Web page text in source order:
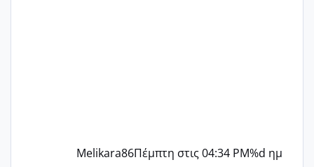
Melikara86Πέμπτη στις 04:34 PM%d ημ